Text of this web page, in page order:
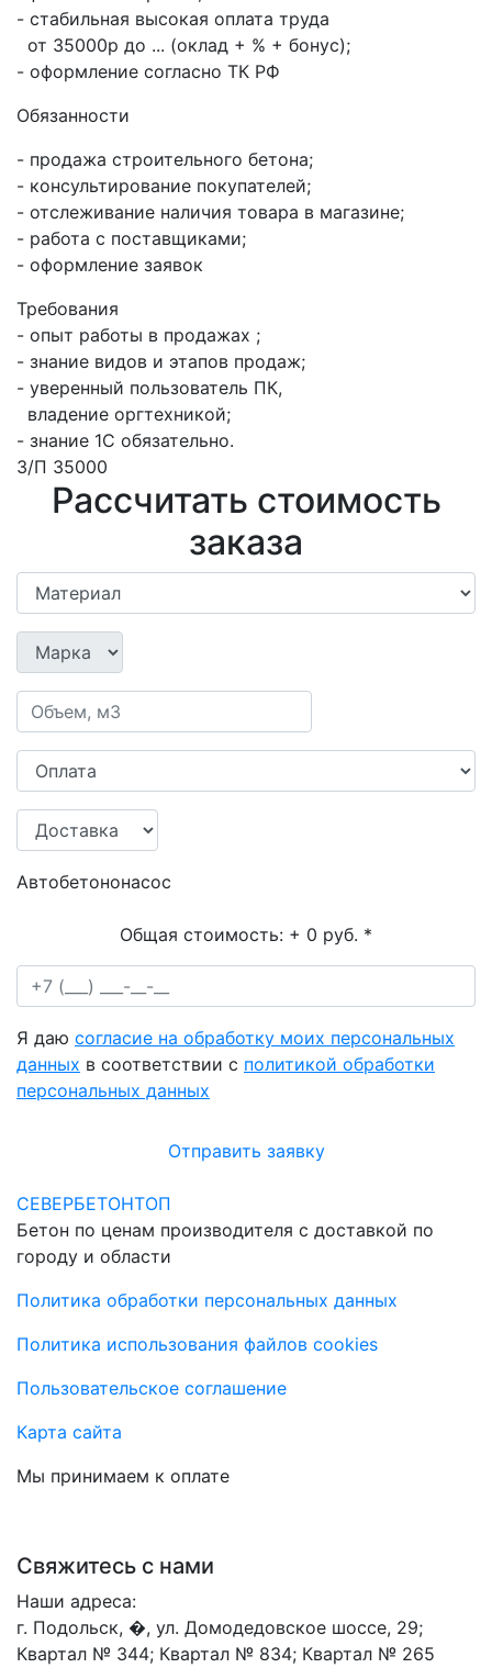
- стабильная высокая оплата труда
от 35000р до ... (оклад + % + бонус);
- оформление согласно ТК РФ
Обязанности
- продажа строительного бетона;
- консультирование покупателей;
- отслеживание наличия товара в магазине;
- работа с поставщиками;
- оформление заявок
Требования
- опыт работы в продажах ;
- знание видов и этапов продаж;
- уверенный пользователь ПК,
владение оргтехникой;
- знание 1С обязательно.
З/П 35000
Рассчитать стоимость
заказа
Автобетононасос
Общая стоимость: + 0 руб. *
Я даю согласие на обработку моих персональных
данных в соответствии с политикой обработки
персональных данных
Отправить заявку
СЕВЕРБЕТОНТОП
Бетон по ценам производителя с доставкой по
городу и области
Политика обработки персональных данных
Политика использования файлов cookies
Пользовательское соглашение
Карта сайта
Мы принимаем к оплате
Свяжитесь с нами
Наши адреса:
г. Подольск, �, ул. Домодедовское шоссе, 29;
Квартал № 344; Квартал № 834; Квартал № 265